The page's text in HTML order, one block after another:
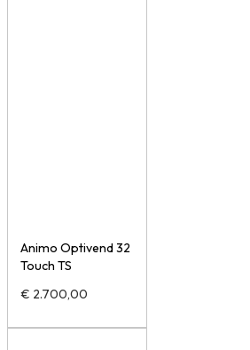
Animo Optivend 32
Touch TS
€ 2.700,00